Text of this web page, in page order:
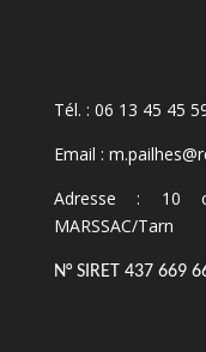
Tél. : 06 13 45 45
Email :
Adresse : 10
MARSSAC/Tarn
N° SIRET 437 669